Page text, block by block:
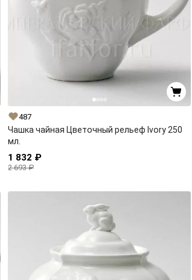
487
Чашка чайная Цветочный рельеф Ivory 250
мл.
1 832 ₽
2 693 ₽